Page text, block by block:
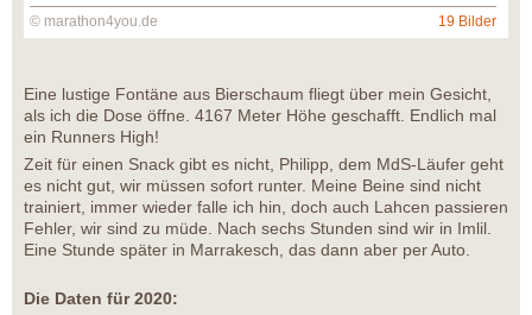
© marathon4you.de 19 Bilder
Eine lustige Fontäne aus Bierschaum fliegt über mein Gesicht,
als ich die Dose öffne. 4167 Meter Höhe geschafft. Endlich mal
ein Runners High!
Zeit für einen Snack gibt es nicht, Philipp, dem MdS-Läufer geht
es nicht gut, wir müssen sofort runter. Meine Beine sind nicht
trainiert, immer wieder falle ich hin, doch auch Lahcen passieren
Fehler, wir sind zu müde. Nach sechs Stunden sind wir in Imlil.
Eine Stunde später in Marrakesch, das dann aber per Auto.
Die Daten für 2020: